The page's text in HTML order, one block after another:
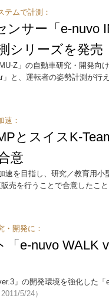
テムで計測：
サー「e-nuvo
シリーズを発売
Z」の自動車研究・開発向
と、運転者の姿勢計測が行
速：
とスイスK-
意
を目指し、研究／教育用小
売を行うことで合意したこと
・開発に：
e-nuvo WALK
」の開発環境を強化した「
2011/5/24）